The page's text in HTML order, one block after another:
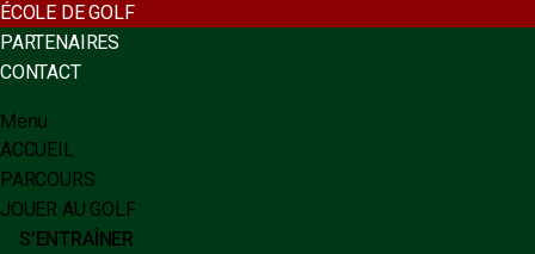
ÉCOLE DE GOLF
PARTENAIRES
CONTACT
Menu
ACCUEIL
PARCOURS
JOUER AU GOLF
S’ENTRAÎNER